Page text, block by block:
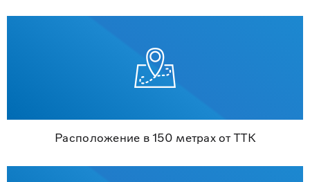
Расположение в 150 метрах от ТТК